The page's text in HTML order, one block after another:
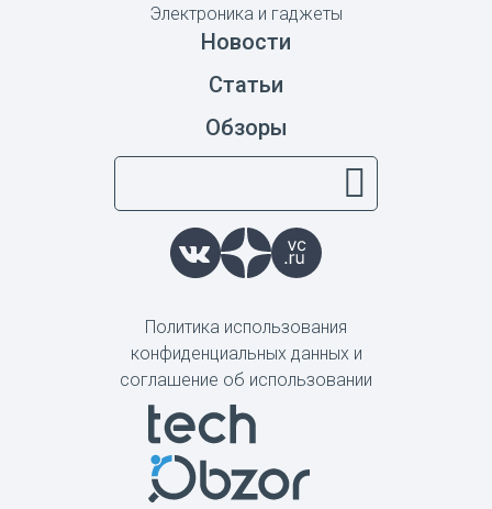
Электроника и гаджеты
Новости
Статьи
Обзоры
Политика использования
конфиденциальных данных и
соглашение об использовании